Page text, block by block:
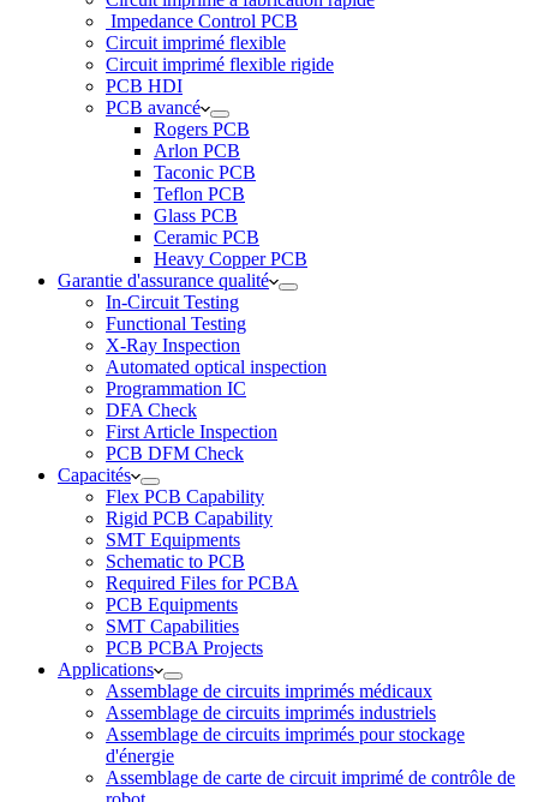
Impedance Control PCB
Circuit imprimé flexible
Circuit imprimé flexible rigide
PCB HDI
PCB avancé
Rogers PCB
Arlon PCB
Taconic PCB
Teflon PCB
Glass PCB
Ceramic PCB
Heavy Copper PCB
Garantie d'assurance qualité
In-Circuit Testing
Functional Testing
X-Ray Inspection
Automated optical inspection
Programmation IC
DFA Check
First Article Inspection
PCB DFM Check
Capacités
Flex PCB Capability
Rigid PCB Capability
SMT Equipments
Schematic to PCB
Required Files for PCBA
PCB Equipments
SMT Capabilities
PCB PCBA Projects
Applications
Assemblage de circuits imprimés médicaux
Assemblage de circuits imprimés industriels
Assemblage de circuits imprimés pour stockage
d'énergie
Assemblage de carte de circuit imprimé de contrôle de